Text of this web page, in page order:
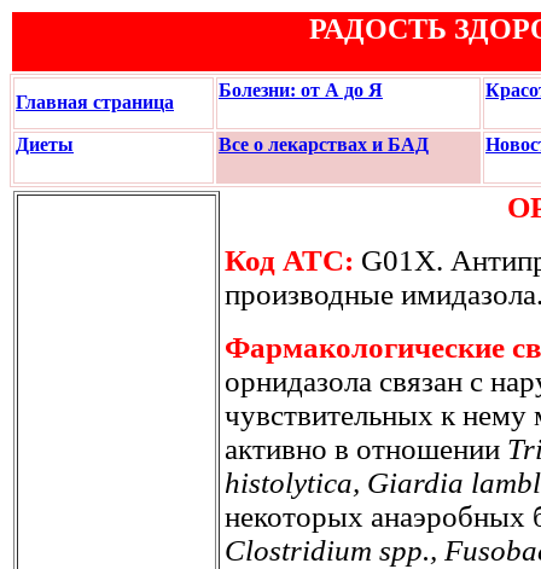
РАДОСТЬ
Главная страница
Болезни: от А до Я
Диеты Все о лекарствах и БАД
Код АТС: G01X.
производные
Фармакологические
орнидазола связан с
чувствительных к
активно в отношении
histolytica, Giardia
некоторых анаэробных
Clostridium spp.,